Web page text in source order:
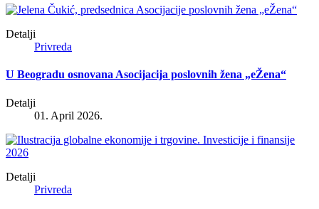
Detalji
Privreda
U Beogradu osnovana Asocijacija poslovnih žena „eŽena“
Detalji
01. April 2026.
Detalji
Privreda